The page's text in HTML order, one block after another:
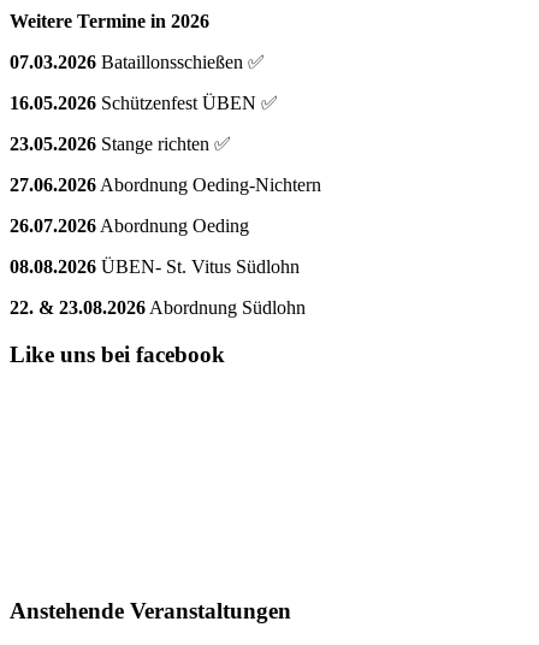
Weitere Termine in 2026
07.03.2026 Bataillonsschießen ✅
16.05.2026 Schützenfest ÜBEN ✅
23.05.2026 Stange richten ✅
27.06.2026 Abordnung Oeding-Nichtern
26.07.2026 Abordnung Oeding
08.08.2026 ÜBEN- St. Vitus Südlohn
22. & 23.08.2026 Abordnung Südlohn
Like uns bei facebook
Anstehende Veranstaltungen